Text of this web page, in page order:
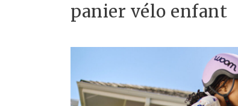
panier vélo enfant